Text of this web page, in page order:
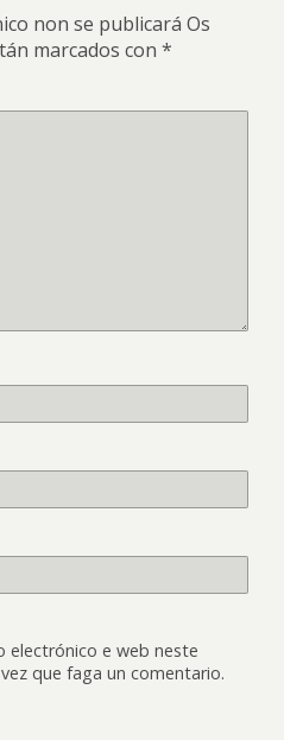
non se publicará Os
marcados con *
electrónico e web neste
que faga un comentario.